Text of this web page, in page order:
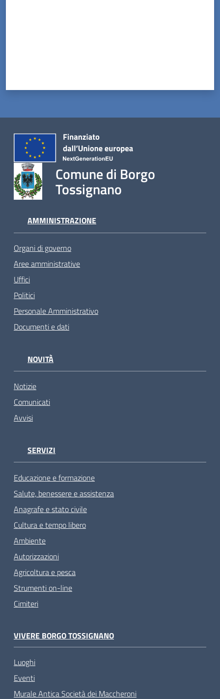
Comune di Borgo
Tossignano
AMMINISTRAZIONE
Organi di governo
Aree amministrative
Uffici
Politici
Personale Amministrativo
Documenti e dati
NOVITÀ
Notizie
Comunicati
Avvisi
SERVIZI
Educazione e formazione
Salute, benessere e assistenza
Anagrafe e stato civile
Cultura e tempo libero
Ambiente
Autorizzazioni
Agricoltura e pesca
Strumenti on-line
Cimiteri
VIVERE BORGO TOSSIGNANO
Luoghi
Eventi
Murale Antica Società dei Maccheroni